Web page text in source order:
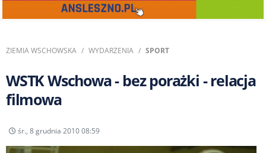
ZIEMIA WSCHOWSKA WYDARZENIA SPORT
WSTK Wschowa - bez porażki - relacja
filmowa
śr., 8 grudnia 2010 08:59